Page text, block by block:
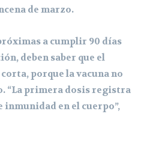
de marzo.
a cumplir 90 días
deben saber que el
porque la vacuna no
“La primera dosis registra
inmunidad en el cuerpo”,